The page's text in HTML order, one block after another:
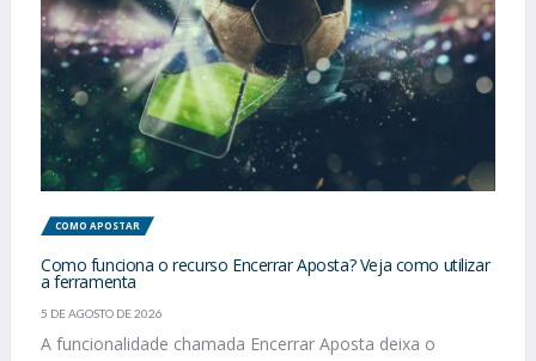
COMO APOSTAR
Como funciona o recurso Encerrar Aposta? Veja como utilizar
a ferramenta
5 DE AGOSTO DE 2026
A funcionalidade chamada Encerrar Aposta deixa o